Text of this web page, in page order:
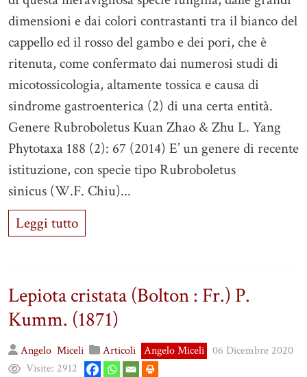
dimensioni e dai colori contrastanti tra il bianco del
cappello ed il rosso del gambo e dei pori, che è
ritenuta, come confermato dai numerosi studi di
micotossicologia, altamente tossica e causa di
sindrome gastroenterica (2) di una certa entità.
Genere Rubroboletus Kuan Zhao & Zhu L. Yang
Phytotaxa 188 (2): 67 (2014) E’ un genere di recente
istituzione, con specie tipo Rubroboletus
sinicus (W.F. Chiu)...
Leggi tutto
Lepiota cristata (Bolton : Fr.) P.
Kumm. (1871)
Angelo Miceli Articoli Angelo Miceli 06 Dicembre 2020
Visite: 2912